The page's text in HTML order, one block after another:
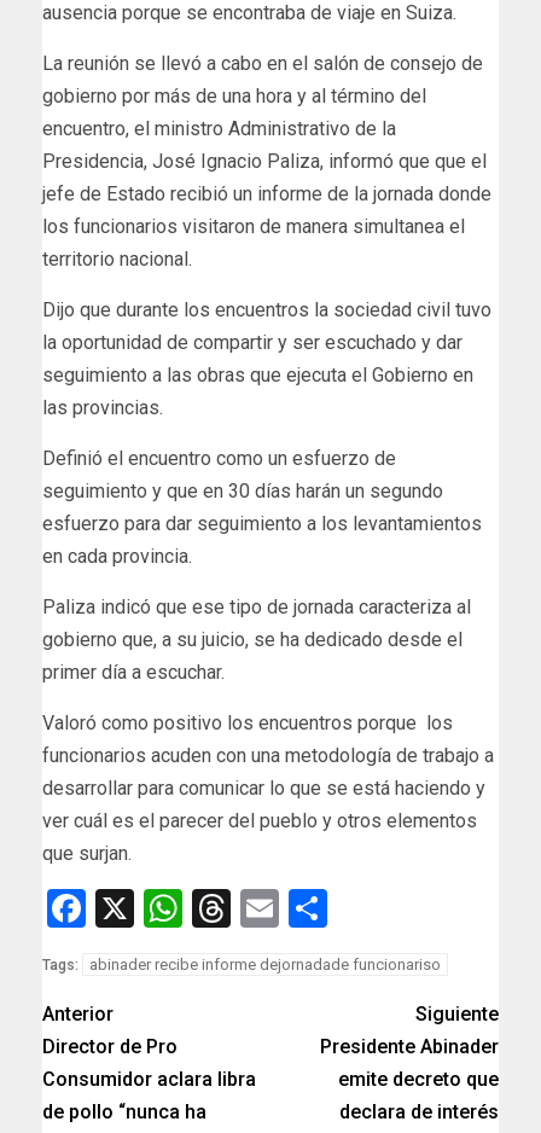
ausencia porque se encontraba de viaje en Suiza.
La reunión se llevó a cabo en el salón de consejo de
gobierno por más de una hora y al término del
encuentro, el ministro Administrativo de la
Presidencia, José Ignacio Paliza, informó que que el
jefe de Estado recibió un informe de la jornada donde
los funcionarios visitaron de manera simultanea el
territorio nacional.
Dijo que durante los encuentros la sociedad civil tuvo
la oportunidad de compartir y ser escuchado y dar
seguimiento a las obras que ejecuta el Gobierno en
las provincias.
Definió el encuentro como un esfuerzo de
seguimiento y que en 30 días harán un segundo
esfuerzo para dar seguimiento a los levantamientos
en cada provincia.
Paliza indicó que ese tipo de jornada caracteriza al
gobierno que, a su juicio, se ha dedicado desde el
primer día a escuchar.
Valoró como positivo los encuentros porque los
funcionarios acuden con una metodología de trabajo a
desarrollar para comunicar lo que se está haciendo y
ver cuál es el parecer del pueblo y otros elementos
que surjan.
Facebook
X WhatsApp
Threads
Email
Tags: abinader recibe informe dejornadade funcionariso
Anterior
Director de Pro
Consumidor aclara libra
de pollo “nunca ha
Siguiente
Presidente Abinader
emite decreto que
declara de interés